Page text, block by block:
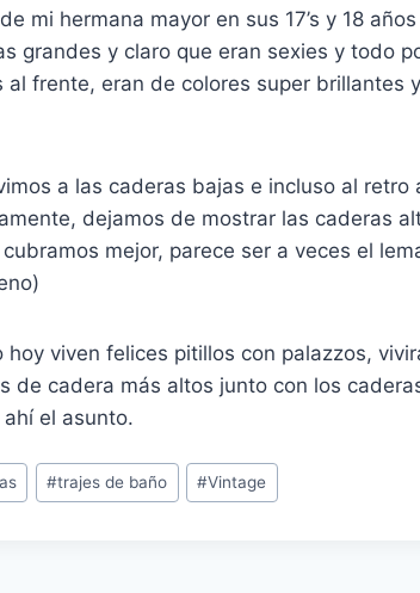
mi hermana mayor en sus 17’s y 18
grandes y claro que eran sexies y todo
al frente, eran de colores super brillantes
a las caderas bajas e incluso al retro
dejamos de mostrar las caderas
mejor, parece ser a veces el
hoy viven felices pitillos con palazzos,
de cadera más altos junto con los
el asunto.
#trajes de baño #Vintage